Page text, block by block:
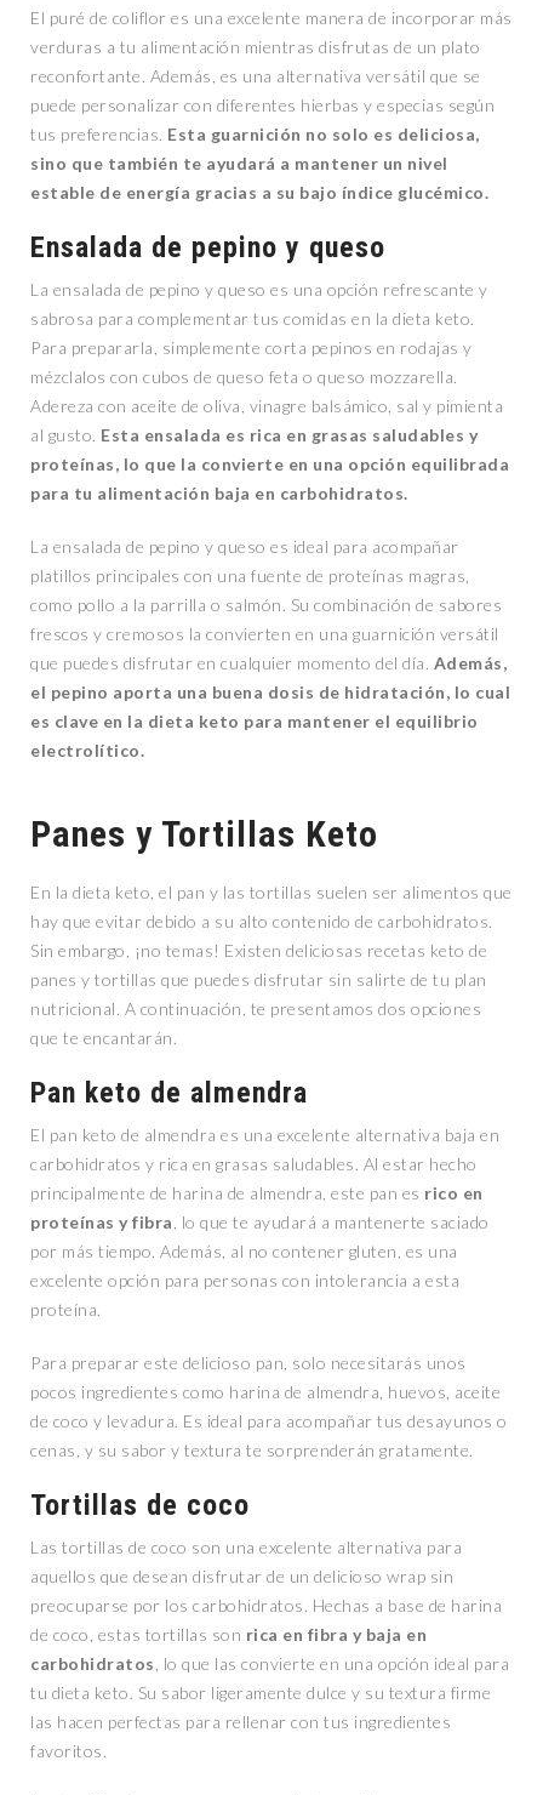
El puré de coliflor es una excelente manera de incorporar más
verduras a tu alimentación mientras disfrutas de un plato
reconfortante. Además, es una alternativa versátil que se
puede personalizar con diferentes hierbas y especias según
tus preferencias. Esta guarnición no solo es deliciosa,
sino que también te ayudará a mantener un nivel
estable de energía gracias a su bajo índice glucémico.
Ensalada de pepino y queso
La ensalada de pepino y queso es una opción refrescante y
sabrosa para complementar tus comidas en la dieta keto.
Para prepararla, simplemente corta pepinos en rodajas y
mézclalos con cubos de queso feta o queso mozzarella.
Adereza con aceite de oliva, vinagre balsámico, sal y pimienta
al gusto. Esta ensalada es rica en grasas saludables y
proteínas, lo que la convierte en una opción equilibrada
para tu alimentación baja en carbohidratos.
La ensalada de pepino y queso es ideal para acompañar
platillos principales con una fuente de proteínas magras,
como pollo a la parrilla o salmón. Su combinación de sabores
frescos y cremosos la convierten en una guarnición versátil
que puedes disfrutar en cualquier momento del día. Además,
el pepino aporta una buena dosis de hidratación, lo cual
es clave en la dieta keto para mantener el equilibrio
electrolítico.
Panes y Tortillas Keto
En la dieta keto, el pan y las tortillas suelen ser alimentos que
hay que evitar debido a su alto contenido de carbohidratos.
Sin embargo, ¡no temas! Existen deliciosas recetas keto de
panes y tortillas que puedes disfrutar sin salirte de tu plan
nutricional. A continuación, te presentamos dos opciones
que te encantarán.
Pan keto de almendra
El pan keto de almendra es una excelente alternativa baja en
carbohidratos y rica en grasas saludables. Al estar hecho
principalmente de harina de almendra, este pan es rico en
proteínas y fibra , lo que te ayudará a mantenerte saciado
por más tiempo. Además, al no contener gluten, es una
excelente opción para personas con intolerancia a esta
proteína.
Para preparar este delicioso pan, solo necesitarás unos
pocos ingredientes como harina de almendra, huevos, aceite
de coco y levadura. Es ideal para acompañar tus desayunos o
cenas, y su sabor y textura te sorprenderán gratamente.
Tortillas de coco
Las tortillas de coco son una excelente alternativa para
aquellos que desean disfrutar de un delicioso wrap sin
preocuparse por los carbohidratos. Hechas a base de harina
de coco, estas tortillas son rica en fibra y baja en
carbohidratos , lo que las convierte en una opción ideal para
tu dieta keto. Su sabor ligeramente dulce y su textura firme
las hacen perfectas para rellenar con tus ingredientes
favoritos.